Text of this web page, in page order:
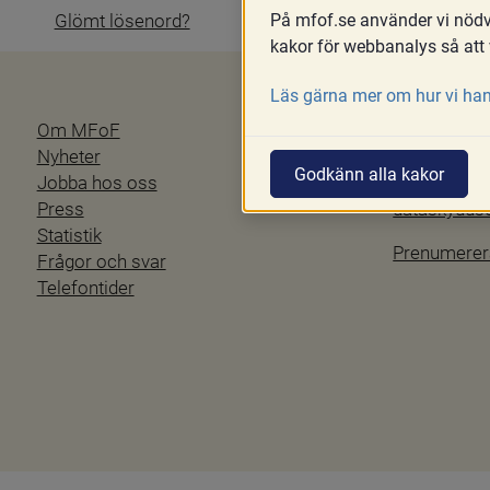
Glömt lösenord?
Om MFoF
Nyheter
Jobba hos oss
Press
Statistik
Frågor och svar
Telefontider
På mfof.se använder vi
kakor för webbanalys så
Läs gärna mer om hur vi
Godkänn alla kakor